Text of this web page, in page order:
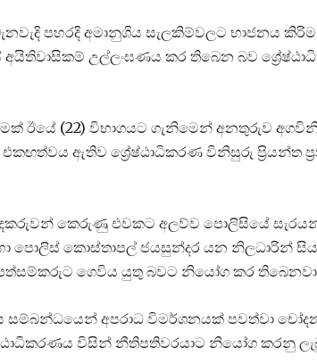
පහරදි අමානුශිය සැලකිම්වලට භාජනය
උල්ලංඝණය කර තිබෙන බව
ඊයේ (22) විභාගයට ගැනිමෙන් අනතුරුව
ඇතිව ශ්‍රේෂ්ඨාධිකරණ විනිසුරු ප්‍රියන්ත
කෙරුණු එවකට අලව්ව පොලිසියේ
පොලිස් කොස්තාපල් ජයසුන්දර යන නිලධාරින්
ගෙවිය යුතු බවට නියෝග කර
සම්බන්ධයෙන් අපරාධ විමර්ශනයක් පවත්වා
විසින් නීතිපතිවරයාට නියෝග කරනු